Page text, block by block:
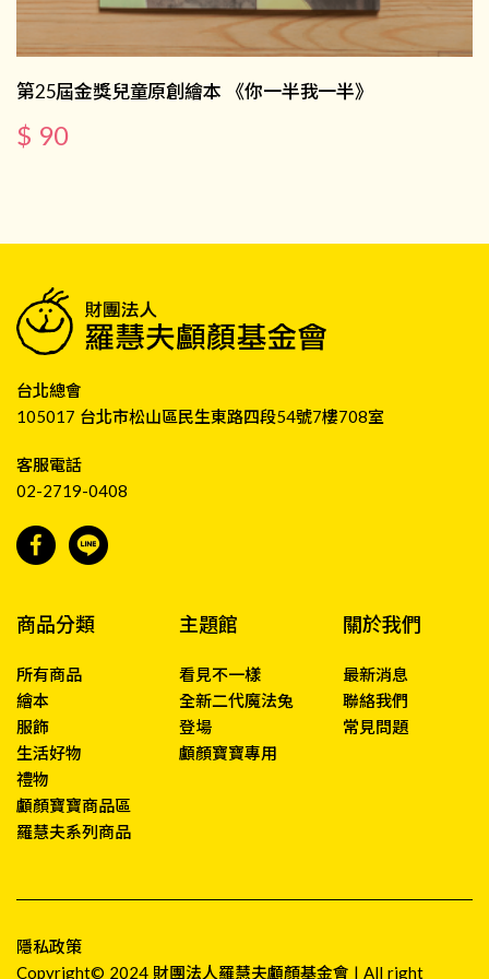
第25屆金獎兒童原創繪本 《你一半我一半》
$ 90
台北總會
105017 台北市松山區民生東路四段54號7樓708室
客服電話
02-2719-0408
商品分類
所有商品
繪本
服飾
生活好物
禮物
顱顏寶寶商品區
羅慧夫系列商品
主題館
看見不一樣
全新二代魔法兔
登場
顱顏寶寶專用
關於我們
最新消息
聯絡我們
常見問題
隱私政策
Copyright© 2024 財團法人羅慧夫顱顏基金會 | All right